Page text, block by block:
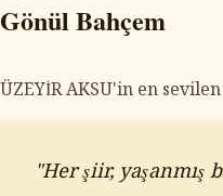
Gönül Bahçem
ÜZEYİR AKSU'in en
"Her şiir, yaşanmış